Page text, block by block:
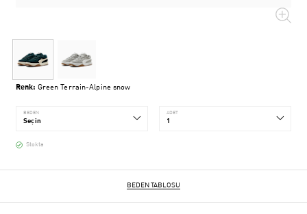
Renk: Green Terrain-Alpine snow
BEDEN ADET
Stokta
BEDEN TABLOSU